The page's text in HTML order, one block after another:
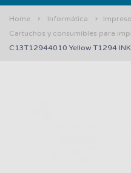
Home Informática
Cartuchos y consumibles para
C13T12944010 Yellow T1294